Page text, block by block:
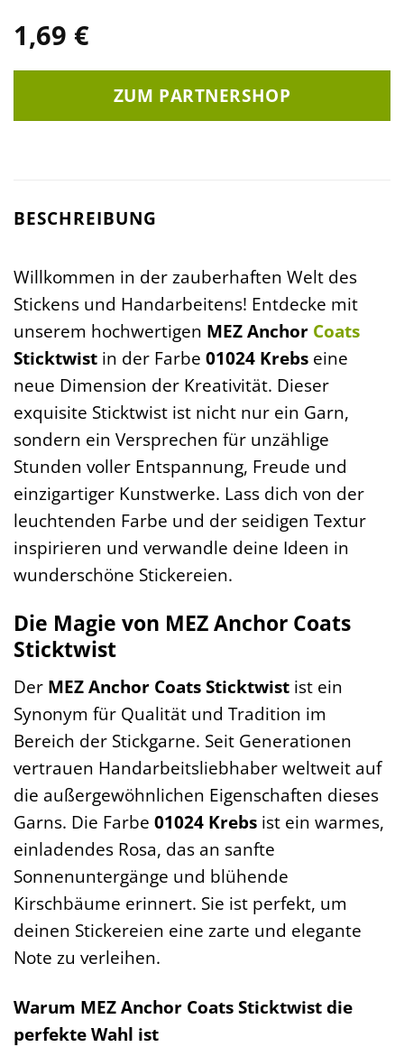
1,69 €
ZUM PARTNERSHOP
BESCHREIBUNG
Willkommen in der zauberhaften Welt des
Stickens und Handarbeitens! Entdecke mit
unserem hochwertigen MEZ Anchor Coats
Sticktwist in der Farbe 01024 Krebs eine
neue Dimension der Kreativität. Dieser
exquisite Sticktwist ist nicht nur ein Garn,
sondern ein Versprechen für unzählige
Stunden voller Entspannung, Freude und
einzigartiger Kunstwerke. Lass dich von der
leuchtenden Farbe und der seidigen Textur
inspirieren und verwandle deine Ideen in
wunderschöne Stickereien.
Die Magie von MEZ Anchor Coats
Sticktwist
Der MEZ Anchor Coats Sticktwist ist ein
Synonym für Qualität und Tradition im
Bereich der Stickgarne. Seit Generationen
vertrauen Handarbeitsliebhaber weltweit auf
die außergewöhnlichen Eigenschaften dieses
Garns. Die Farbe 01024 Krebs ist ein warmes,
einladendes Rosa, das an sanfte
Sonnenuntergänge und blühende
Kirschbäume erinnert. Sie ist perfekt, um
deinen Stickereien eine zarte und elegante
Note zu verleihen.
Warum MEZ Anchor Coats Sticktwist die
perfekte Wahl ist